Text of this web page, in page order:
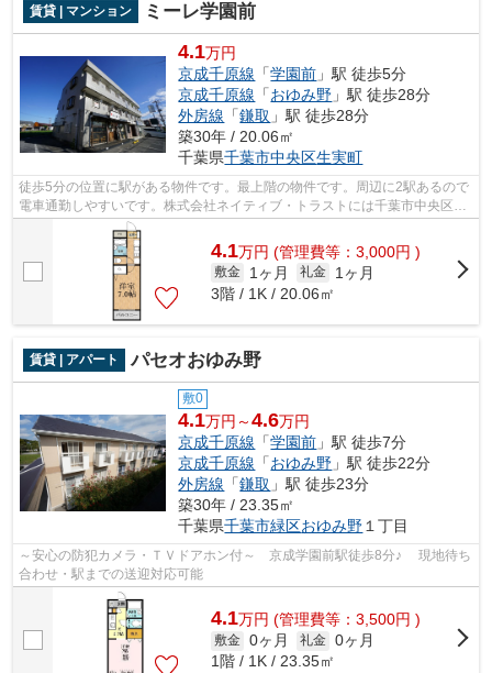
賃貸 | マンション ミーレ学園前
4.1万円
京成千原線 「学園前 」駅 徒歩5分
京成千原線 「おゆみ野 」駅 徒歩28分
外房線 「鎌取 」駅 徒歩28分
築30年 / 20.06㎡
千葉県千葉市中央区生実町
徒歩5分の位置に駅がある物件です。最上階の物件です。周辺に2駅あるので
電車通勤しやすいです。株式会社ネイティブ・トラストには千葉市中央区エ
リアの賃貸情報がございます。ご質問...
4.1万円 (管理費等：3,000円 )
敷金 1ヶ月 礼金
1ヶ月
3階 / 1K / 20.06㎡
賃貸 | アパート パセオおゆみ野
敷0
4.1万円～4.6万円
京成千原線 「学園前 」駅 徒歩7分
京成千原線 「おゆみ野 」駅 徒歩22分
外房線 「鎌取 」駅 徒歩23分
築30年 / 23.35㎡
千葉県千葉市緑区おゆみ野 １丁目
～安心の防犯カメラ・ＴＶドアホン付～ 京成学園前駅徒歩8分♪ 現地待ち
合わせ・駅までの送迎対応可能
4.1万円 (管理費等：3,500円 )
敷金 0ヶ月 礼金 0ヶ月
1階 / 1K / 23.35㎡